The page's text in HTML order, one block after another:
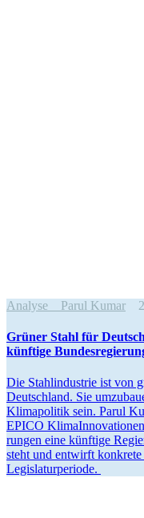
Analyse Parul Kumar
Grüner Stahl für
künftige
Die Stahl­in­dustrie ist von
Deutschland. Sie
Klima­po­litik sein. Parul
EPICO
rungen eine künftige
steht und entwirft
Legislaturperiode.